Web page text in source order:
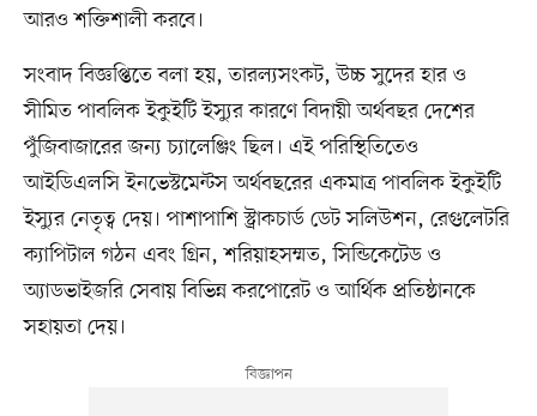
আরও শক্তিশালী করবে।
সংবাদ বিজ্ঞপ্তিতে বলা হয়, তারল্যসংকট, উচ্চ সুদের হার ও
সীমিত পাবলিক ইকুইটি ইস্যুর কারণে বিদায়ী অর্থবছর দেশের
পুঁজিবাজারের জন্য চ্যালেঞ্জিং ছিল। এই পরিস্থিতিতেও
আইডিএলসি ইনভেস্টমেন্টস অর্থবছরের একমাত্র পাবলিক ইকুইটি
ইস্যুর নেতৃত্ব দেয়। পাশাপাশি স্ট্রাকচার্ড ডেট সলিউশন, রেগুলেটরি
ক্যাপিটাল গঠন এবং গ্রিন, শরিয়াহসম্মত, সিন্ডিকেটেড ও
অ্যাডভাইজরি সেবায় বিভিন্ন করপোরেট ও আর্থিক প্রতিষ্ঠানকে
সহায়তা দেয়।